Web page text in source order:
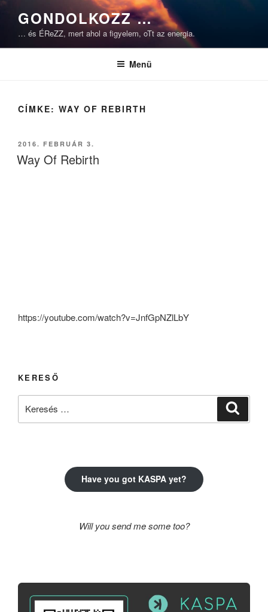
Tartalomhoz
GONDOLKOZZ …
… és ÉReZZ, mert ahol a figyelem, oTt az energia.
Menü
CÍMKE: WAY OF REBIRTH
BEKÜLDVE:
2016. FEBRUÁR 3.
Way Of Rebirth
https://youtube.com/watch?v=JnfGpNZlLbY
KERESŐ
Have you got KASPA yet?
Will you send me some too?